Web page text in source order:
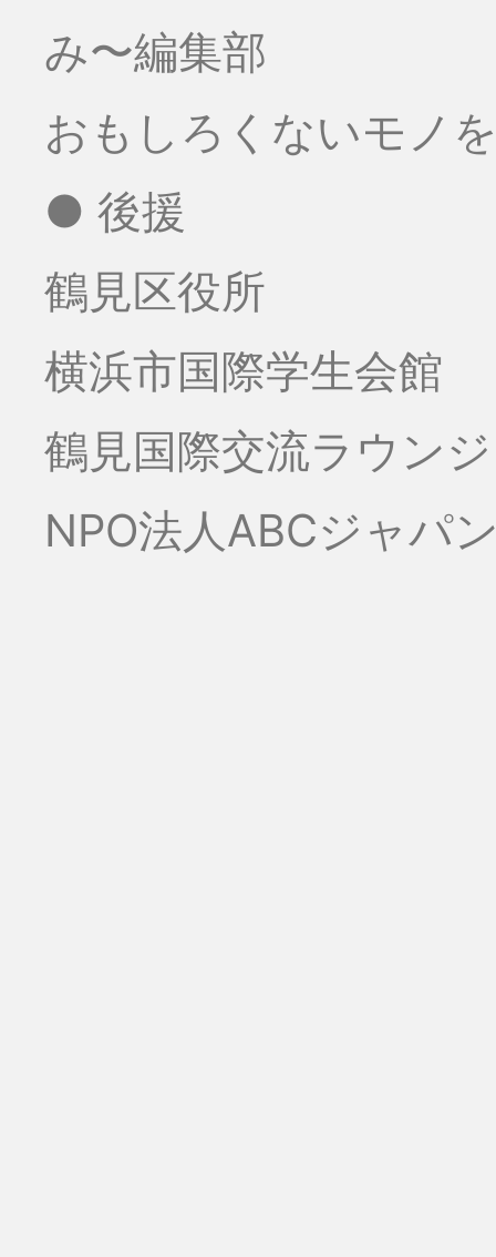
み〜編集部
おもしろくないモノ
● 後援
鶴見区役所
横浜市国際学生会館
鶴見国際交流ラウンジ
NPO法人ABCジャパ